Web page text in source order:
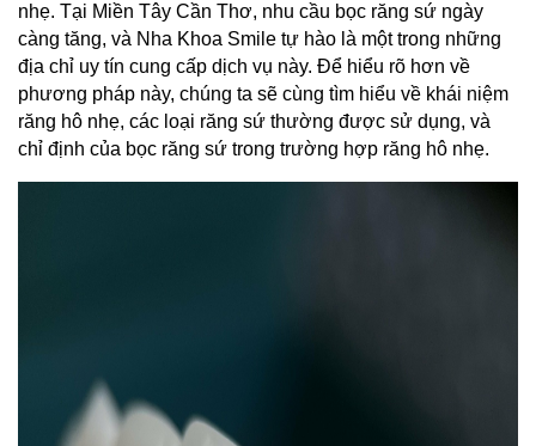
nhẹ. Tại Miền Tây Cần Thơ, nhu cầu bọc răng sứ ngày
càng tăng, và Nha Khoa Smile tự hào là một trong những
địa chỉ uy tín cung cấp dịch vụ này. Để hiểu rõ hơn về
phương pháp này, chúng ta sẽ cùng tìm hiểu về khái niệm
răng hô nhẹ, các loại răng sứ thường được sử dụng, và
chỉ định của bọc răng sứ trong trường hợp răng hô nhẹ.